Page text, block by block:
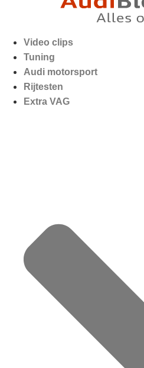
Video clips
Tuning
Audi motorsport
Rijtesten
Extra VAG